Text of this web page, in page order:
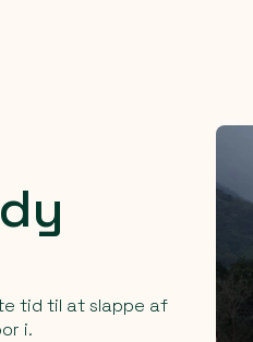
tid til at slappe af
i.